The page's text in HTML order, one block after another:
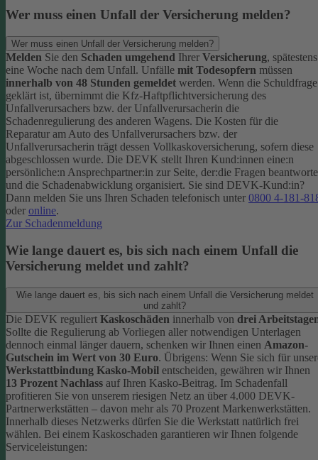
Wer muss einen Unfall der Versicherung melden?
Wer muss einen Unfall der Versicherung melden?
Melden Sie den Schaden umgehend Ihrer Versicherung, spätestens
eine Woche nach dem Unfall. Unfälle mit Todesopfern müssen
innerhalb von 48 Stunden gemeldet werden. Wenn die Schuldfrage
geklärt ist, übernimmt die Kfz-Haftpflichtversicherung des
Unfallverursachers bzw. der Unfallverursacherin die
Schadenregulierung des anderen Wagens. Die Kosten für die
Reparatur am Auto des Unfallverursachers bzw. der
Unfallverursacherin trägt dessen Vollkaskoversicherung, sofern diese
abgeschlossen wurde. Die DEVK stellt Ihren Kund:innen eine:n
persönliche:n Ansprechpartner:in zur Seite, der:die Fragen
und die Schadenabwicklung organisiert. Sie sind DEVK-Kund:in?
Dann melden Sie uns Ihren Schaden telefonisch unter 0800 4-181-
oder online.
Zur Schadenmeldung
Wie lange dauert es, bis sich nach einem Unfall die
Versicherung meldet und zahlt?
Wie lange dauert es, bis sich nach einem Unfall die Versicherung meldet
und zahlt?
Die DEVK reguliert Kaskoschäden innerhalb von drei
Sollte die Regulierung ab Vorliegen aller notwendigen Unterlagen
dennoch einmal länger dauern, schenken wir Ihnen einen Amazon-
Gutschein im Wert von 30 Euro. Übrigens: Wenn Sie sich für
Werkstattbindung Kasko-Mobil entscheiden, gewähren wir Ihnen
13 Prozent Nachlass auf Ihren Kasko-Beitrag. Im Schadenfall
profitieren Sie von unserem riesigen Netz an über 4.000 DEVK-
Partnerwerkstätten – davon mehr als 70 Prozent Markenwerkstätten.
Innerhalb dieses Netzwerks dürfen Sie die Werkstatt natürlich frei
wählen. Bei einem Kaskoschaden garantieren wir Ihnen folgende
Serviceleistungen: